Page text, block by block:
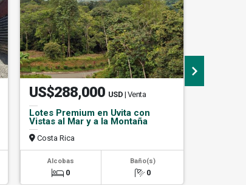
US$288,000 USD | Venta
Lotes Premium en Uvita con
Vistas al Mar y a la Montaña
Costa Rica
Alcobas
0
Baño(s)
0